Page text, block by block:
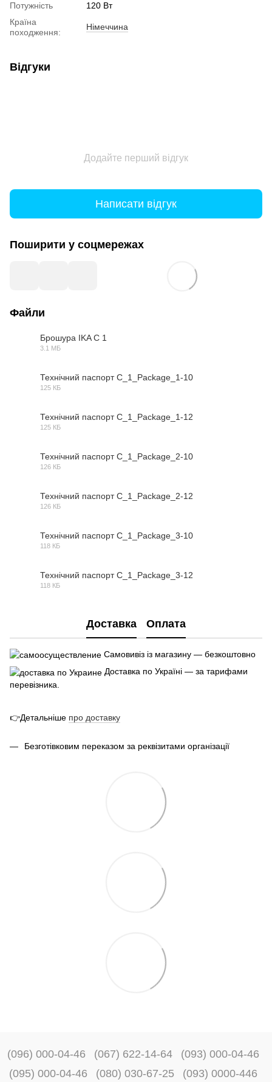
Потужність
120 Вт
Країна
походження:
Німеччина
Відгуки
Додайте перший відгук
Написати відгук
Поширити у соцмережах
Файли
Брошура IKA С 1
3.1 МБ
Технічний паспорт C_1_Package_1-10
125 КБ
Технічний паспорт C_1_Package_1-12
125 КБ
Технічний паспорт C_1_Package_2-10
126 КБ
Технічний паспорт C_1_Package_2-12
126 КБ
Технічний паспорт C_1_Package_3-10
118 КБ
Технічний паспорт C_1_Package_3-12
118 КБ
Доставка Оплата
Самовивіз із магазину — безкоштовно
Доставка по Україні — за тарифами
перевізника.
👉Детальніше про доставку
Безготівковим переказом за реквізитами організації
(096) 000-04-46 (067) 622-14-64
(093) 000-04-46
(095) 000-04-46
(080) 030-67-25 (093) 0000-446